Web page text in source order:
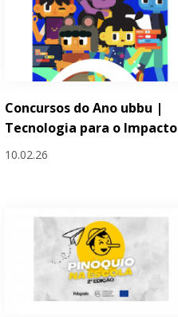
Concursos do Ano ubbu |
Tecnologia para o Impacto
10.02.26